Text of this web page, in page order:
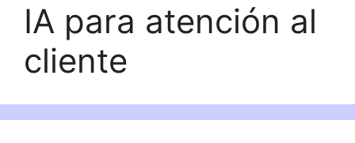
IA para atención al
cliente